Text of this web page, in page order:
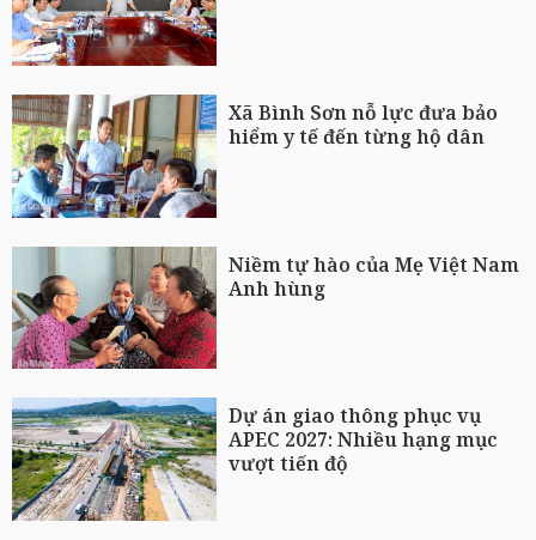
Xã Bình Sơn nỗ lực đưa bảo
hiểm y tế đến từng hộ dân
Niềm tự hào của Mẹ Việt Nam
Anh hùng
Dự án giao thông phục vụ
APEC 2027: Nhiều hạng mục
vượt tiến độ